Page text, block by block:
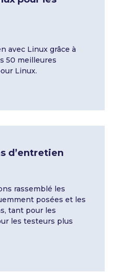
avec Linux grâce à
50 meilleures
Linux.
d’entretien
rassemblé les
posées et les
tant pour les
les testeurs plus